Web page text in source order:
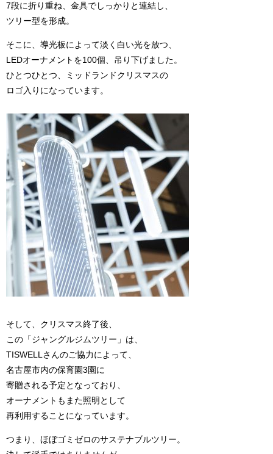
7段に折り重ね、金具でしっかりと連結し、
ツリー型を形成。
そこに、導光板によって淡く白い光を放つ、
LEDオーナメントを100個、吊り下げました。
ひとつひとつ、ミッドランドクリスマスの
ロゴ入りになっています。
そして、クリスマス終了後、
この「ジャングルジムツリー」は、
TISWELLさんのご協力によって、
名古屋市内の保育園3園に
寄贈される予定となっており、
オーナメントもまた照明として
再利用することになっています。
つまり、ほぼゴミゼロのサステナブルツリー。